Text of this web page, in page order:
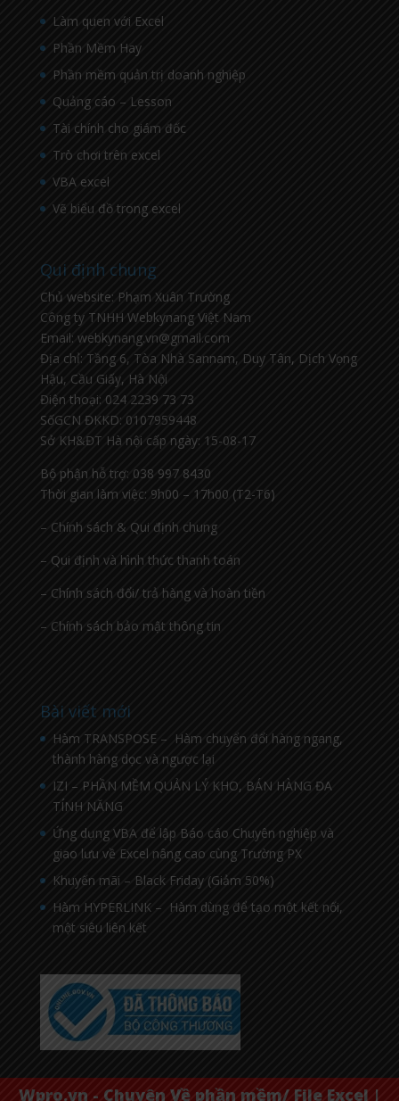
Wpro.vn - Chuyên Về phần mềm/ File Excel |
Làm quen với Excel
Phần Mềm Hay
Phần mềm quản trị doanh nghiệp
Quảng cáo – Lesson
Tài chính cho giám đốc
Trò chơi trên excel
VBA excel
Vẽ biểu đồ trong excel
Qui định chung
Chủ website: Phạm Xuân Trường
Công ty TNHH Webkynang Việt Nam
Email: webkynang.vn@gmail.com
Địa chỉ: Tầng 6, Tòa Nhà Sannam, Duy Tân, Dịch Vọng
Hậu, Cầu Giấy, Hà Nội
Điện thoại: 024 2239 73 73
SốGCN ĐKKD: 0107959448
Sở KH&ĐT Hà nội cấp ngày: 15-08-17
Bộ phận hỗ trợ: 038 997 8430
Thời gian làm việc: 9h00 – 17h00 (T2-T6)
– Chính sách & Qui định chung
– Qui định và hình thức thanh toán
– Chính sách đổi/ trả hàng và hoàn tiền
– Chính sách bảo mật thông tin
Bài viết mới
Hàm TRANSPOSE – Hàm chuyển đổi hàng ngang,
thành hàng dọc và ngược lại
IZI – PHẦN MỀM QUẢN LÝ KHO, BÁN HÀNG ĐA
TÍNH NĂNG
Ứng dụng VBA để lập Báo cáo Chuyên nghiệp và
giao lưu về Excel nâng cao cùng Trường PX
Khuyến mãi – Black Friday (Giảm 50%)
Hàm HYPERLINK – Hàm dùng để tạo một kết nối,
một siêu liên kết